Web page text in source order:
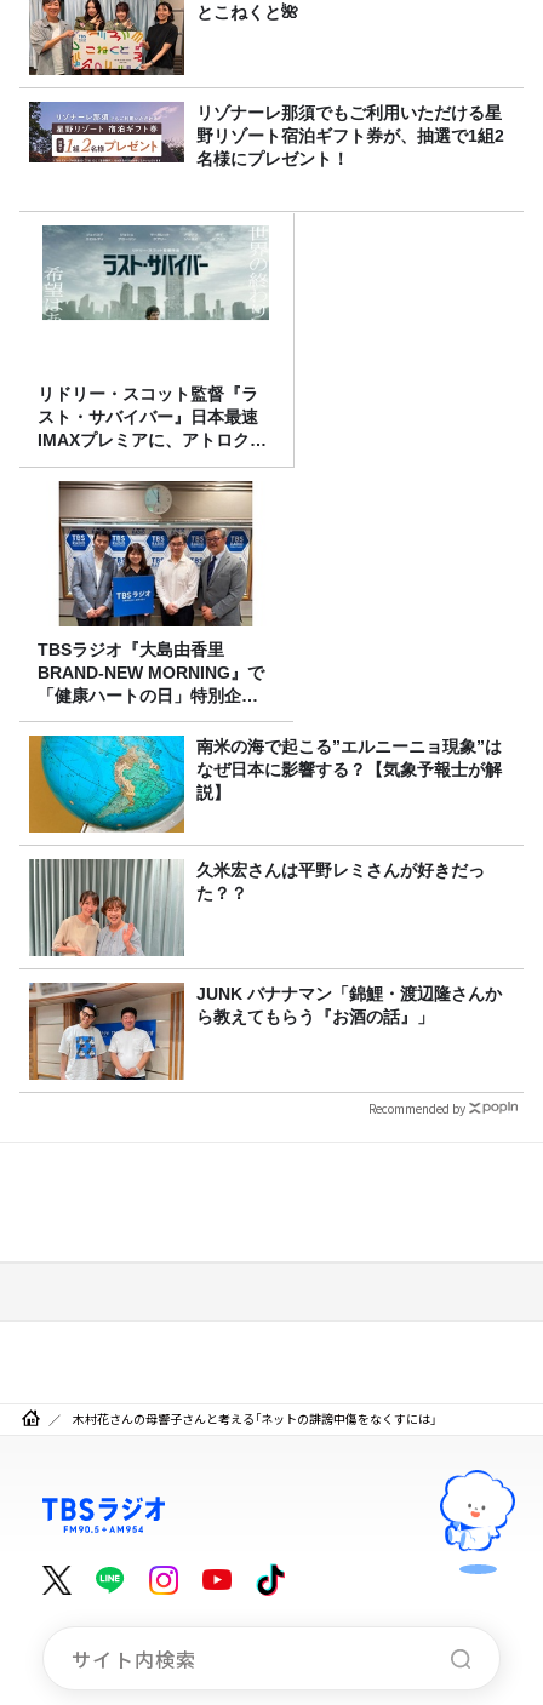
とこねくと🌺
リゾナーレ那須でもご利用いただける星
野リゾート宿泊ギフト券が、抽選で1組2
名様にプレゼント！
リドリー・スコット監督『ラ
スト・サバイバー』日本最速
IMAXプレミアに、アトロクリ
スナー60名をご招待！
TBSラジオ『大島由香里
BRAND-NEW MORNING』で
「健康ハートの日」特別企画
を8/10（月）に放送
南米の海で起こる”エルニーニョ現象”は
なぜ日本に影響する？【気象予報士が解
説】
久米宏さんは平野レミさんが好きだっ
た？？
JUNK バナナマン「錦鯉・渡辺隆さんか
ら教えてもらう『お酒の話』」
Recommended by
木村花さんの母響子さんと考える「ネットの誹謗中傷をなくすには」